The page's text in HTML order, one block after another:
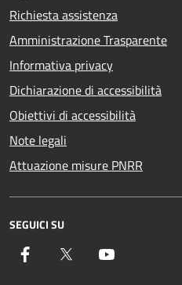
Richiesta assistenza
Amministrazione Trasparente
Informativa privacy
Dichiarazione di accessibilità
Obiettivi di accessibilità
Note legali
Attuazione misure PNRR
SEGUICI SU
Facebook Twitter